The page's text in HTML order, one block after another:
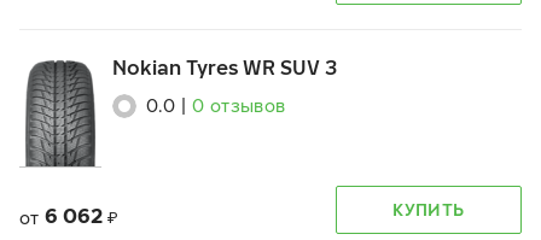
Nokian Tyres WR SUV 3
0.0 0 отзывов
от 6 062 ₽ КУПИТЬ